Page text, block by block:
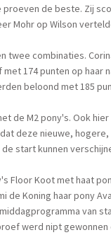
de beste. Zij
Mohr op Wilson
twee combinaties.
174 punten op haar
beloond met 185
de M2 pony's. Ook
deze nieuwe,
start kunnen
Floor Koot met haat
de Koning haar pony
van
werd nipt